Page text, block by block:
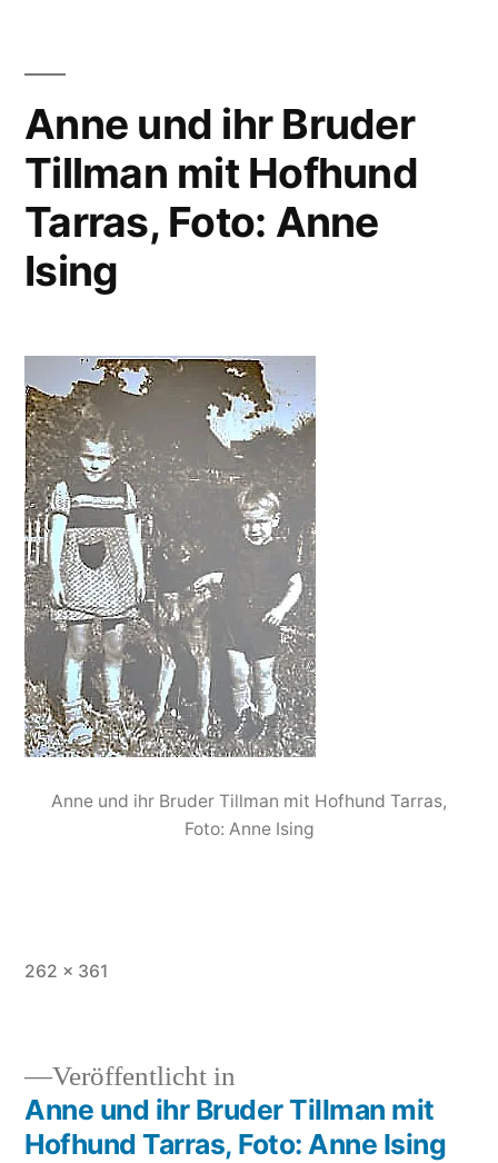
Anne und ihr Bruder
Tillman mit Hofhund
Tarras, Foto: Anne
Ising
Anne und ihr Bruder Tillman mit Hofhund Tarras,
Foto: Anne Ising
262 × 361
Veröffentlicht in
Anne und ihr Bruder Tillman mit
Hofhund Tarras, Foto: Anne Ising